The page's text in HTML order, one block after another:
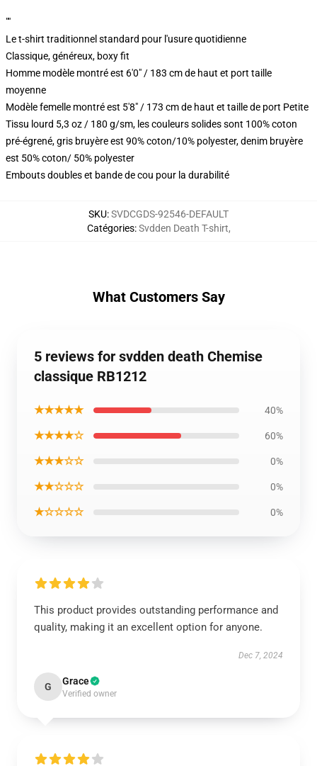
""
Le t-shirt traditionnel standard pour l'usure quotidienne
Classique, généreux, boxy fit
Homme modèle montré est 6'0" / 183 cm de haut et port taille
moyenne
Modèle femelle montré est 5'8" / 173 cm de haut et taille de port Petite
Tissu lourd 5,3 oz / 180 g/sm, les couleurs solides sont 100% coton
pré-égrené, gris bruyère est 90% coton/10% polyester, denim bruyère
est 50% coton/ 50% polyester
Embouts doubles et bande de cou pour la durabilité
SKU:SVDCGDS-92546-DEFAULT
Catégories:Svdden Death T-shirt,
What Customers Say
5 reviews for svdden death Chemise
classique RB1212
★★★★★ 40%
★★★★☆ 60%
★★★☆☆ 0%
★★☆☆☆ 0%
★☆☆☆☆ 0%
This product provides outstanding performance and
quality, making it an excellent option for anyone.
Dec 7, 2024
G Grace
Verified owner